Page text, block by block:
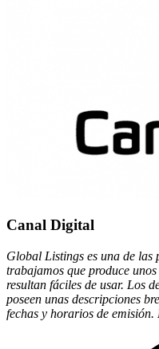
Canal Digital
Global Listings es una de las
trabajamos que produce
resultan fáciles de usar. Los
poseen unas descripciones
fechas y horarios de